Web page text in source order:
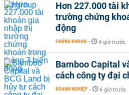
Hơn 227.000 tài
trường chứng
động
CHỨNG KHOÁN - 4 giờ trước
Bamboo Capital
cách công ty đại
DOANH NGHIỆP - 6 giờ trước